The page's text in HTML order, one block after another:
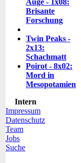
Auge - 1x08:
Brisante
Forschung
Twin Peaks -
2x13:
Schachmatt
Poirot - 8x02:
Mord in
Mesopotamien
Intern
Impressum
Datenschutz
Team
Jobs
Suche